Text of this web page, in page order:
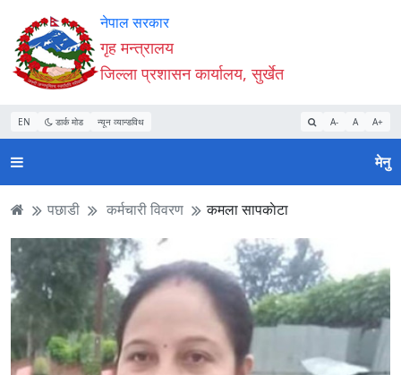
Accessibility
Mode
सुरु
गर्नुहोस्
सामाग्री
पढ्नुहाेस्
नेभिगेसन
पढ्नुहाेस्
वेबसाइट
खोजमा
जानुहोस्
नेपाल सरकार
गृह मन्त्रालय
जिल्ला प्रशासन कार्यालय, सुर्खेत
EN डार्क मोड न्यून व्यान्डविथ A- A A+
मेनु
पछाडी कर्मचारी विवरण कमला सापकाेटा